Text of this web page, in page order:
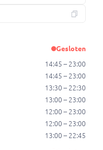
pangang
excl.
Gesloten
14:45 – 23:00
14:45 – 23:00
13:30 – 22:30
13:00 – 23:00
12:00 – 23:00
12:00 – 23:00
13:00 – 22:45